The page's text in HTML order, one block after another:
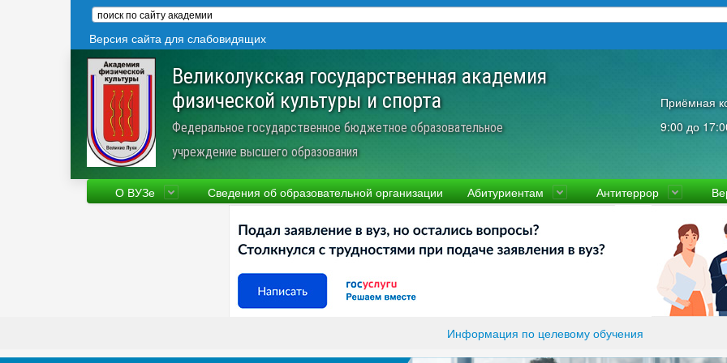
Версия сайта для слабовидящих
Великолукская государственная академия
физической культуры и спорта
Федеральное государственное бюджетное образовательное
учреждение высшего образования
Приёмная
9:00 до
О ВУЗе
Сведения об образовательной
Факультеты
Руководство
Преподаватели и сотрудники
Научная деятельность
Противодействие коррупции Прочие документы
Сведения об образовательной организации Абитуриентам
Приемная комиссия
Стоимость
Антитеррор
Правовая
Информация
Информация по целевому обучения